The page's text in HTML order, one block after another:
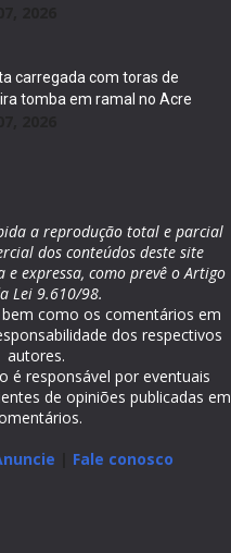
carregada com toras de
tomba em ramal no Acre
a reprodução total e parcial
dos conteúdos deste site
e expressa, como prevê o Artigo
Lei 9.610/98.
como os comentários em
dos respectivos
autores.
é responsável por eventuais
de opiniões publicadas em
Fale conosco